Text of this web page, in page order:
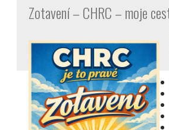
Zotavení – CHRC – moje